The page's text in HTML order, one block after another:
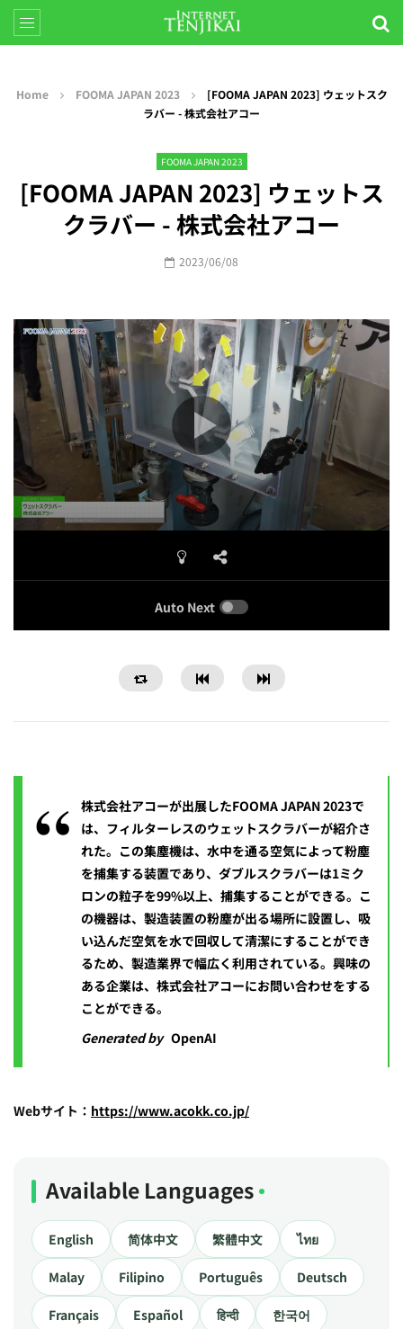
Home FOOMA JAPAN 2023
[FOOMA JAPAN 2023] ウェットスク
ラバー - 株式会社アコー
FOOMA JAPAN 2023
[FOOMA JAPAN 2023] ウェットス
クラバー - 株式会社アコー
2023/06/08
Auto Next
株式会社アコーが出展したFOOMA JAPAN 2023で
は、フィルターレスのウェットスクラバーが紹介さ
れた。この集塵機は、水中を通る空気によって粉塵
を捕集する装置であり、ダブルスクラバーは1ミク
ロンの粒子を99%以上、捕集することができる。こ
の機器は、製造装置の粉塵が出る場所に設置し、吸
い込んだ空気を水で回収して清潔にすることができ
るため、製造業界で幅広く利用されている。興味の
ある企業は、株式会社アコーにお問い合わせをする
ことができる。
Generated by OpenAI
Webサイト： https://www.acokk.co.jp/
Available Languages
English 简体中文 繁體中文 ไทย
Malay Filipino Português Deutsch
Français Español हिन्दी 한국어